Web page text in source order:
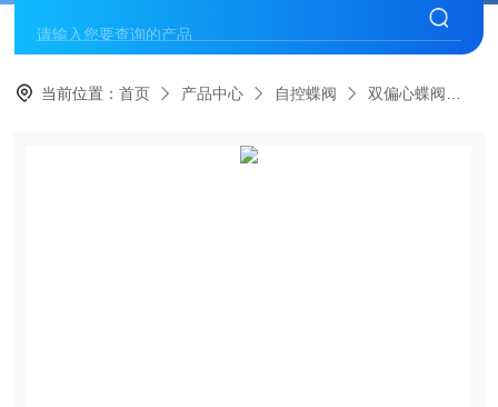
当前位置：首页 产品中心 自控蝶阀 双偏心蝶阀